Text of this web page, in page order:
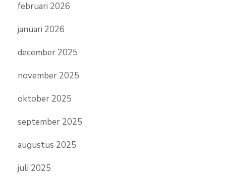
februari 2026
januari 2026
december 2025
november 2025
oktober 2025
september 2025
augustus 2025
juli 2025